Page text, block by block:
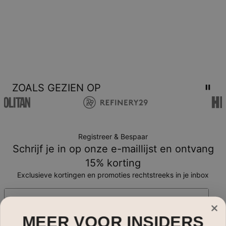
ZOALS GEZIEN OP
Registreer & Bespaar
Schrijf je in op onze e-maillijst en ontvang
15% korting
Exclusieve kortingen en promoties rechtstreeks in je inbox
E-mail*
MEER VOOR INSIDERS